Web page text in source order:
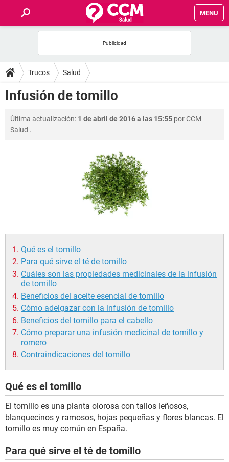
MENU
FOROS
SALUD
FAMILIA
Trucos Salud
Infusión de tomillo
Última actualización: 1 de abril de 2016 a las 15:55 porCCM
Salud .
Qué es el tomillo
Para qué sirve el té de tomillo
Cuáles son las propiedades medicinales de la infusión
de tomillo
Beneficios del aceite esencial de tomillo
Cómo adelgazar con la infusión de tomillo
Beneficios del tomillo para el cabello
Cómo preparar una infusión medicinal de tomillo y
romero
Contraindicaciones del tomillo
Qué es el tomillo
El tomillo es una planta olorosa con tallos leñosos,
blanquecinos y ramosos, hojas pequeñas y flores blancas. El
tomillo es muy común en España.
Para qué sirve el té de tomillo